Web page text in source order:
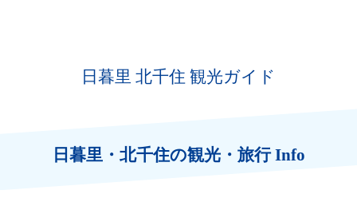
日暮里 北千住 観光ガイド
日暮里・北千住の観光・旅行 Info